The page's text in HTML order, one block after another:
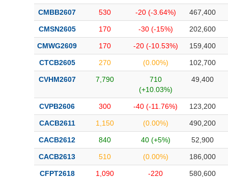
CMBB2607 530 -20 (-3.64%) 467,400
CMSN2605 170 -30 (-15%) 202,600
CMWG2609 170 -20 (-10.53%) 159,400
CTCB2605 270 (0.00%) 102,700
CVHM2607 7,790
710
(+10.03%)
49,400
CVPB2606 300 -40 (-11.76%) 123,200
CACB2611 1,150 (0.00%) 490,200
CACB2612 840 40 (+5%) 52,900
CACB2613 510 (0.00%) 186,000
CFPT2618 1,090
-220
580,600